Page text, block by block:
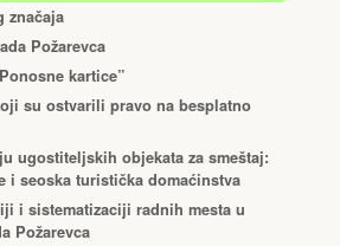
značaja
Požarevca
kartice”
su ostvarili pravo na besplatno
ugostiteljskih objekata za smeštaj:
i seoska turistička domaćinstva
i sistematizaciji radnih mesta u
Požarevca